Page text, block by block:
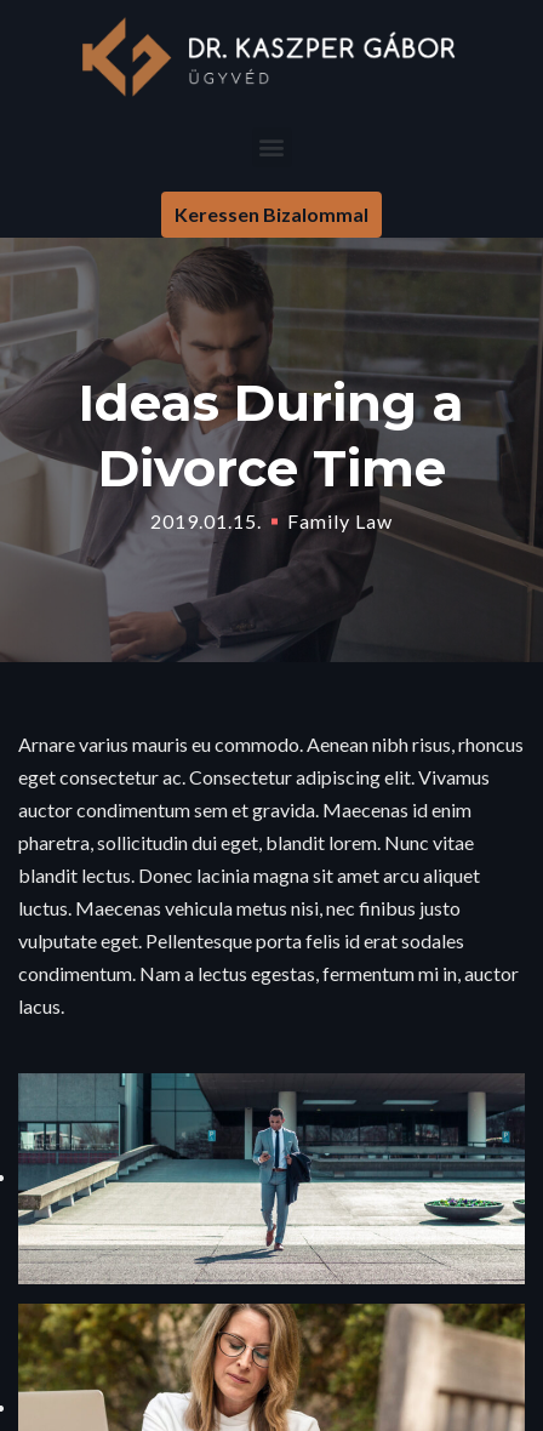
Keressen Bizalommal
Ideas During a
Divorce Time
2019.01.15. Family Law
Arnare varius mauris eu commodo. Aenean nibh risus, rhoncus
eget consectetur ac. Consectetur adipiscing elit. Vivamus
auctor condimentum sem et gravida. Maecenas id enim
pharetra, sollicitudin dui eget, blandit lorem. Nunc vitae
blandit lectus. Donec lacinia magna sit amet arcu aliquet
luctus. Maecenas vehicula metus nisi, nec finibus justo
vulputate eget. Pellentesque porta felis id erat sodales
condimentum. Nam a lectus egestas, fermentum mi in, auctor
lacus.